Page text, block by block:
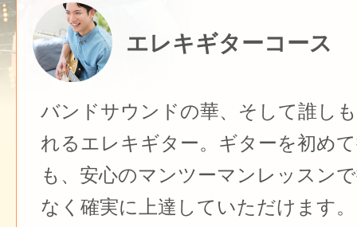
エレキギターコース
バンドサウンドの華、そして誰し
れるエレキギター。ギターを初め
も、安心のマンツーマンレッスン
なく確実に上達していただけます